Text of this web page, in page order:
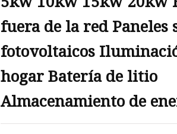
fuera de la red Paneles
fotovoltaicos
hogar Batería de litio
Almacenamiento de
Balcón Sistema de